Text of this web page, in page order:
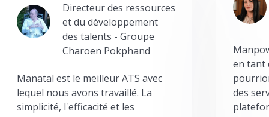
Directeur des ressources
et du développement
des talents - Groupe
Charoen Pokphand
Manatal est le meilleur ATS avec
lequel nous avons travaillé. La
simplicité, l'efficacité et les
en tant
des